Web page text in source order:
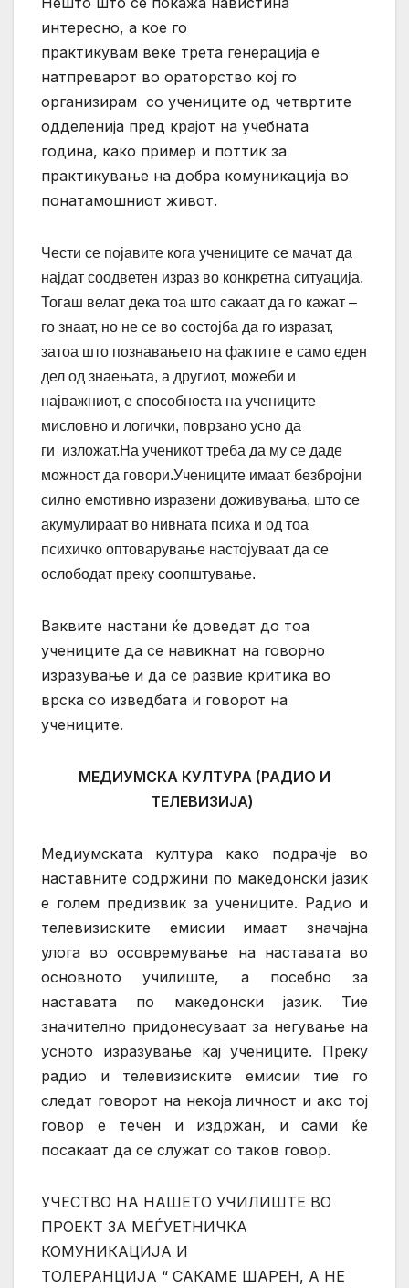
интересно, а кое го
практикувам веке трета генерација е
натпреварот во ораторство кој го
организирам со учениците од четвртите
одделенија пред крајот на учебната
година, како пример и поттик за
практикување на добра комуникација во
понатамошниот живот.
Чести се појавите кога учениците се мачат да
најдат соодветен израз во конкретна ситуација.
Тогаш велат дека тоа што сакаат да го кажат –
го знаат, но не се во состојба да го изразат,
затоа што познавањето на фактите е само еден
дел од знаењата, а другиот, можеби и
најважниот, е способноста на учениците
мисловно и логички, поврзано усно да
ги изложат.На ученикот треба да му се даде
можност да говори.Учениците имаат безбројни
силно емотивно изразени доживувања, што се
акумулираат во нивната психа и од тоа
психичко оптоварување настојуваат да се
ослободат преку соопштување.
Ваквите настани ќе доведат до тоа
учениците да се навикнат на говорно
изразување и да се развие критика во
врска со изведбата и говорот на
учениците.
МЕДИУМСКА КУЛТУРА (РАДИО И
ТЕЛЕВИЗИЈА)
Медиумската култура како подрачје во
наставните содржини по македонски јазик
е голем предизвик за учениците. Радио и
телевизиските емисии имаат значајна
улога во осовремување на наставата во
основното училиште, а посебно за
наставата по македонски јазик. Тие
значително придонесуваат за негување на
усното изразување кај учениците. Преку
радио и телевизиските емисии тие го
следат говорот на некоја личност и ако тој
говор е течен и издржан, и сами ќе
посакаат да се служат со таков говор.
УЧЕСТВО НА НАШЕТО УЧИЛИШТЕ ВО
ПРОЕКТ ЗА МЕЃУЕТНИЧКА
КОМУНИКАЦИЈА И
ТОЛЕРАНЦИЈА “ САКАМЕ ШАРЕН, А НЕ